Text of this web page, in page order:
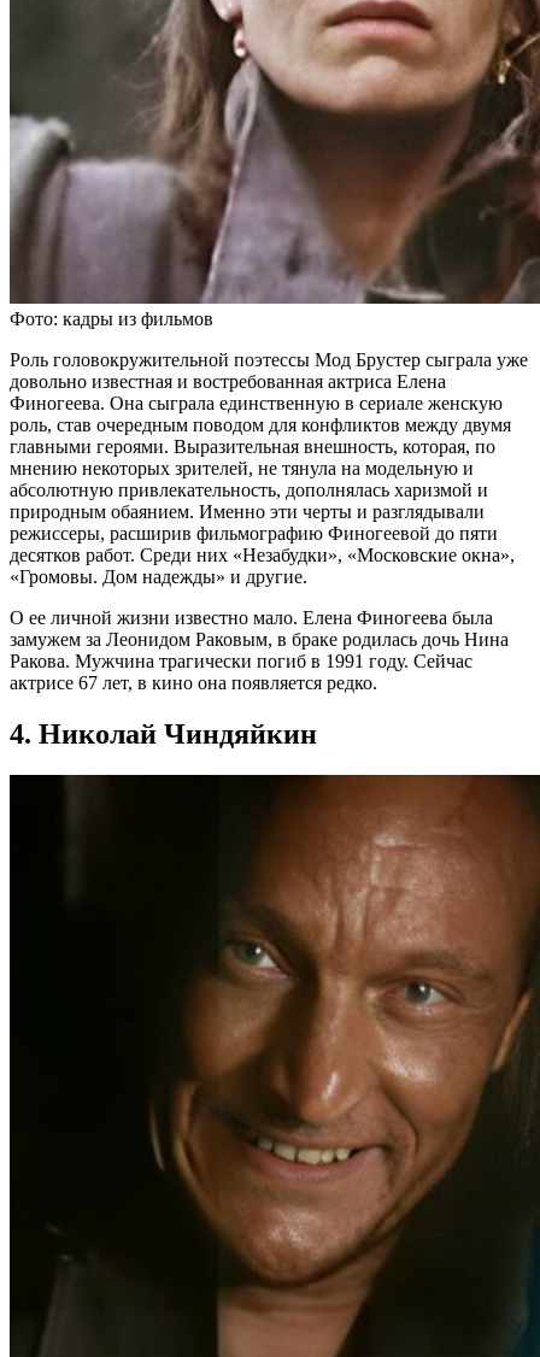
Фото: кадры из фильмов
Роль головокружительной поэтессы Мод Брустер сыграла уже
довольно известная и востребованная актриса Елена
Финогеева. Она сыграла единственную в сериале женскую
роль, став очередным поводом для конфликтов между двумя
главными героями. Выразительная внешность, которая, по
мнению некоторых зрителей, не тянула на модельную и
абсолютную привлекательность, дополнялась харизмой и
природным обаянием. Именно эти черты и разглядывали
режиссеры, расширив фильмографию Финогеевой до пяти
десятков работ. Среди них «Незабудки», «Московские окна»,
«Громовы. Дом надежды» и другие.
О ее личной жизни известно мало. Елена Финогеева была
замужем за Леонидом Раковым, в браке родилась дочь Нина
Ракова. Мужчина трагически погиб в 1991 году. Сейчас
актрисе 67 лет, в кино она появляется редко.
4. Николай Чиндяйкин